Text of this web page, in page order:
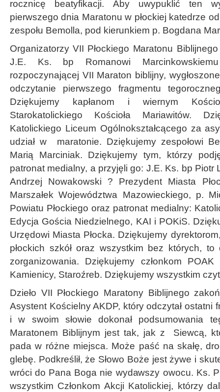
rocznicę beatyfikacji. Aby uwypuklić ten
pierwszego dnia Maratonu w płockiej katedrze
zespołu Bemolla, pod kierunkiem p. Bogdana
Organizatorzy VII Płockiego Maratonu
J.E. Ks. bp Romanowi
rozpoczynającej VII Maraton biblijny,
odczytanie pierwszego fragmentu
Dziękujemy kapłanom i wiernym
Starokatolickiego Kościoła Mariawitów.
Katolickiego Liceum Ogólnokształcącego za
udział w maratonie. Dziękujemy zespołowi
Marią Marciniak. Dziękujemy tym, którzy
patronat medialny, a przyjęli go: J.E. Ks. bp Piotr
Andrzej Nowakowski ? Prezydent Miasta
Marszałek Województwa Mazowieckiego, p.
Powiatu Płockiego oraz patronat medialny:
Edycja Gościa Niedzielnego, KAI i POKiS.
Urzędowi Miasta Płocka. Dziękujemy
płockich szkół oraz wszystkim bez których, to
zorganizowania. Dziękujemy członkom
Kamienicy, Staroźreb. Dziękujemy wszystkim
Dzieło VII Płockiego Maratony Biblijnego
Asystent Kościelny AKDP, który odczytał ostatni
i w swoim słowie dokonał podsumowania
Maratonem Biblijnym jest tak, jak z Siewcą,
pada w różne miejsca. Może paść na skałę,
glebę. Podkreślił, że Słowo Boże jest żywe i
wróci do Pana Boga nie wydawszy owocu. Ks.
wszystkim Członkom Akcji Katolickiej, którzy